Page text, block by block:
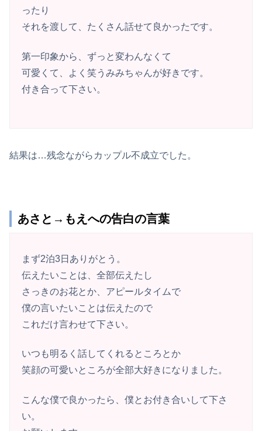
ったり
それを渡して、たくさん話せて良かったです。
第一印象から、ずっと変わんなくて
可愛くて、よく笑うみみちゃんが好きです。
付き合って下さい。
結果は…残念ながらカップル不成立でした。
あさと→もえへの告白の言葉
まず2泊3日ありがとう。
伝えたいことは、全部伝えたし
さっきのお花とか、アピールタイムで
僕の言いたいことは伝えたので
これだけ言わせて下さい。
いつも明るく話してくれるところとか
笑顔の可愛いところが全部大好きになりました。
こんな僕で良かったら、僕とお付き合いして下さ
い。